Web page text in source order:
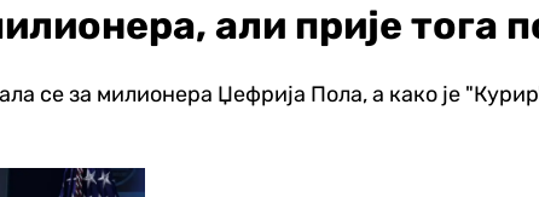
али прије тога
се за милионера Џефрија Пола, а како је